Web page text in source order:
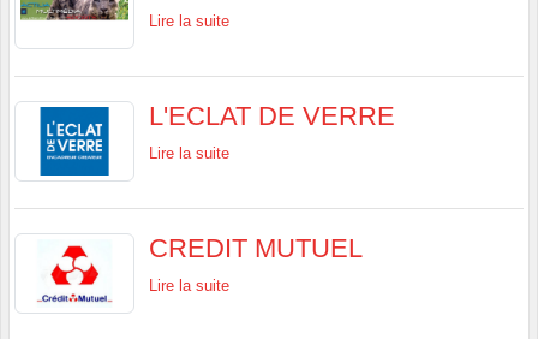
Lire la suite
L'ECLAT DE VERRE
Lire la suite
CREDIT MUTUEL
Lire la suite